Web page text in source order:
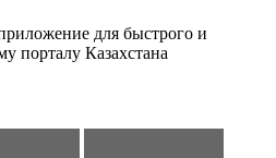
для быстрого и
порталу Казахстана